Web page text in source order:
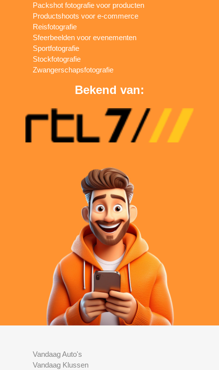
Packshot fotografie voor producten
Productshoots voor e-commerce
Reisfotografie
Sfeerbeelden voor evenementen
Sportfotografie
Stockfotografie
Zwangerschapsfotografie
Bekend van:
Vandaag Auto's
Vandaag Klussen